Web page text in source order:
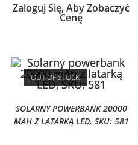
Zaloguj Się, Aby Zobaczyć
Cenę
OUT OF STOCK
SOLARNY POWERBANK 20000
MAH Z LATARKĄ LED, SKU: 581